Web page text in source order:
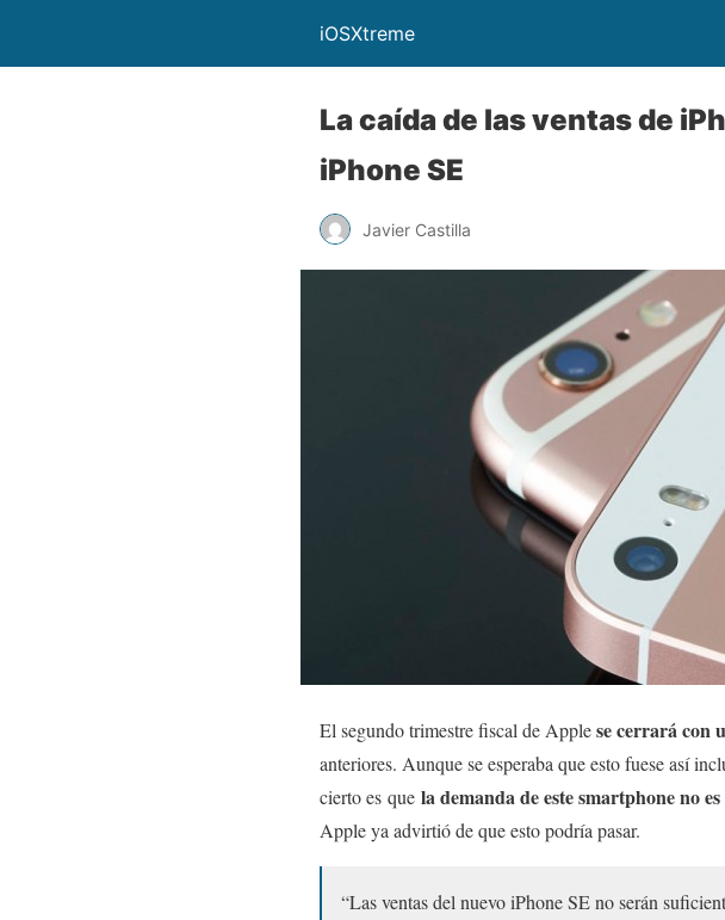
iOSXtreme
La caída de las ventas de
iPhone SE
Javier Castilla
El segundo trimestre fiscal de Applese cerrará con
anteriores. Aunque se esperaba que esto fuese así
cierto es que la demanda de este smartphone no
Apple ya advirtió de que esto podría pasar.
“Las ventas del nuevo iPhone SE no serán